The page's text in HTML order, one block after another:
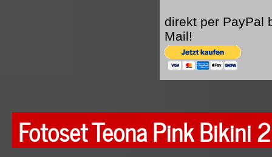
direkt per PayPal
Mail!
Fotoset Teona Pink Bikini 2